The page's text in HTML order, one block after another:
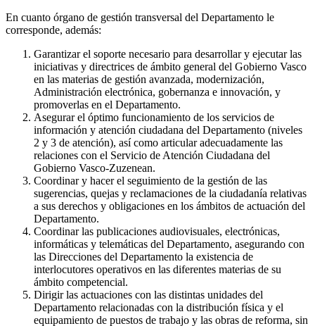
En cuanto órgano de gestión transversal del Departamento le
corresponde, además:
Garantizar el soporte necesario para desarrollar y ejecutar las
iniciativas y directrices de ámbito general del Gobierno Vasco
en las materias de gestión avanzada, modernización,
Administración electrónica, gobernanza e innovación, y
promoverlas en el Departamento.
Asegurar el óptimo funcionamiento de los servicios de
información y atención ciudadana del Departamento (niveles
2 y 3 de atención), así como articular adecuadamente las
relaciones con el Servicio de Atención Ciudadana del
Gobierno Vasco-Zuzenean.
Coordinar y hacer el seguimiento de la gestión de las
sugerencias, quejas y reclamaciones de la ciudadanía relativas
a sus derechos y obligaciones en los ámbitos de actuación del
Departamento.
Coordinar las publicaciones audiovisuales, electrónicas,
informáticas y telemáticas del Departamento, asegurando con
las Direcciones del Departamento la existencia de
interlocutores operativos en las diferentes materias de su
ámbito competencial.
Dirigir las actuaciones con las distintas unidades del
Departamento relacionadas con la distribución física y el
equipamiento de puestos de trabajo y las obras de reforma, sin